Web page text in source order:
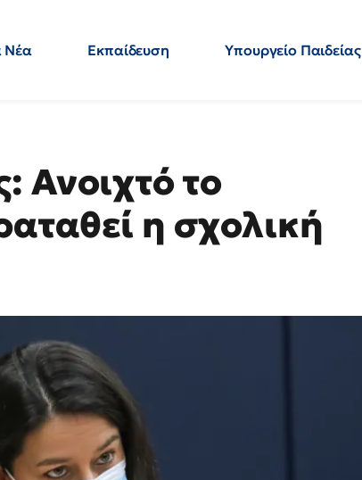
Νέα Εκπαίδευση Υπουργείο Παιδείας
Ανοιχτό το
η σχολική